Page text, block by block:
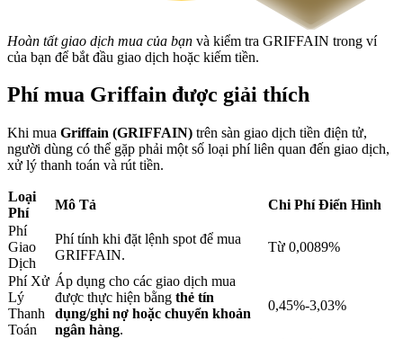
Khóa BTR
Đầu tư độc quyền cho người nắm giữ BTR
Khoản vay
Dịch vụ vay được hỗ trợ bằng tiền điện tử
Hoàn tất giao dịch mua của bạn và kiểm tra GRIFFAIN trong ví
của bạn để bắt đầu giao dịch hoặc kiếm tiền.
Phí mua Griffain được giải thích
Khi mua Griffain (GRIFFAIN) trên sàn giao dịch tiền điện tử,
người dùng có thể gặp phải một số loại phí liên quan đến giao dịch,
xử lý thanh toán và rút tiền.
Loại
Phí
Mô Tả
Chi Phí Điển Hình
Phí
Giao
Dịch
Phí tính khi đặt lệnh spot để mua
GRIFFAIN.
Từ 0,0089%
Phí Xử
Lý
Thanh
Toán
Áp dụng cho các giao dịch mua
được thực hiện bằng thẻ tín
dụng/ghi nợ hoặc chuyển khoản
ngân hàng.
0,45%-3,03%